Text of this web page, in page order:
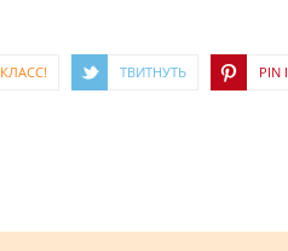
КЛАСС! ТВИТНУТЬ PIN